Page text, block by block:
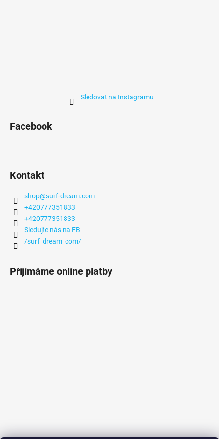
Sledovat na Instagramu
Facebook
Kontakt
shop@surf-dream.com
+420777351833
+420777351833
Sledujte nás na FB
/surf_dream_com/
Přijímáme online platby